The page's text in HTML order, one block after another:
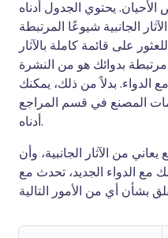
يحتوي الجدول أدناه
الجانبية شيوعًا المرتبطة
على قائمة كاملة بالآثار
مرتبطة بدوائك هو من النشرة
الدواء. بدلاً من ذلك، يمكنك
المصنع في قسم المراجع
أدناه.
من الآثار الجانبية، وأن
الدواء الجديد، تحدث مع